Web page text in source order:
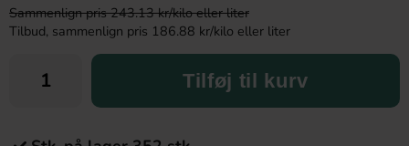
Sammenlign pris 243.13 kr/kilo eller liter
Tilbud, sammenlign pris 186.88 kr/kilo eller liter
Tilføj til kurv